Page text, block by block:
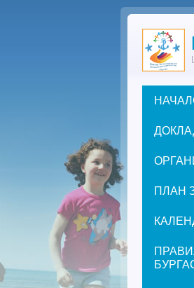
Премини към основното съдържание
ПЛАН